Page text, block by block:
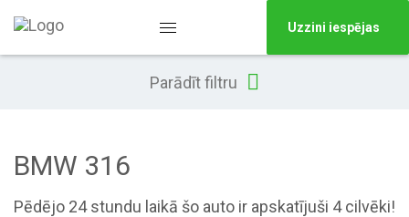
Uzzini iespējas
Parādīt filtru
BMW 316
Pēdējo 24 stundu laikā šo auto ir apskatījuši 4 cilvēki!